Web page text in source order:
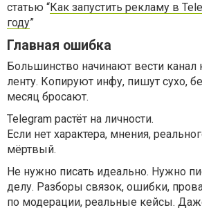
статью “Как запустить рекламу в
году”
Главная ошибка
Большинство начинают вести канал
ленту. Копируют инфу, пишут сухо,
месяц бросают.
Telegram растёт на личности.
Если нет характера, мнения,
мёртвый.
Не нужно писать идеально. Нужно
делу. Разборы связок, ошибки,
по модерации, реальные кейсы.